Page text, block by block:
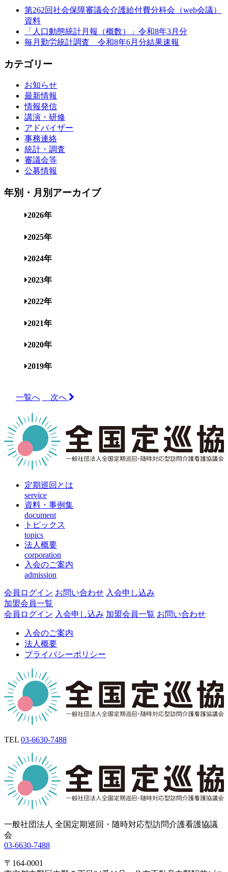
第262回社会保障審議会介護給付費分科会（web会議）
資料
「人口動態統計月報（概数）」令和8年3月分
毎月勤労統計調査 令和8年6月分結果速報
カテゴリー
お知らせ
最新情報
情報発信
講演・研修
アドバイザー
事務連絡
統計・調査
審議会等
公募情報
年別・月別アーカイブ
2026年
2025年
2024年
2023年
2022年
2021年
2020年
2019年
一覧へ 次へ
定期巡回とは
service
資料・事例集
document
トピックス
topics
法人概要
corporation
入会のご案内
admission
会員ログイン お問い合わせ 入会申し込み
加盟会員一覧
会員ログイン 入会申し込み 加盟会員一覧 お問い合わせ
入会のご案内
法人概要
プライバシーポリシー
TEL 03-6630-7488
一般社団法人 全国定期巡回・随時対応型訪問介護看護協議
会
03-6630-7488
〒164-0001